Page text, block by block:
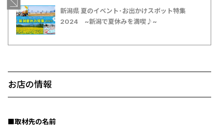
新潟県 夏のイベント･お出かけスポット特集
2024 ~新潟で夏休みを満喫♪~
お店の情報
■取材先の名前